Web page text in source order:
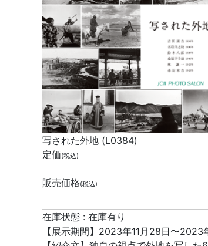
写された外地 (L0384)
定価(税込)
販売価格(税込)
在庫状態 : 在庫有り
【展示期間】2023年11月28日〜2023